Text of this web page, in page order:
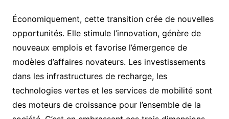
Économiquement, cette transition crée de nouvelles
opportunités. Elle stimule l’innovation, génère de
nouveaux emplois et favorise l’émergence de
modèles d’affaires novateurs. Les investissements
dans les infrastructures de recharge, les
technologies vertes et les services de mobilité sont
des moteurs de croissance pour l’ensemble de la